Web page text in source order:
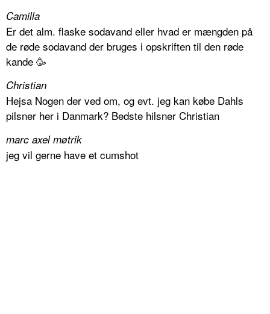
Camilla
Er det alm. flaske sodavand eller hvad er mængden på
de røde sodavand der bruges i opskriften til den røde
kande 🥳
Christian
Hejsa Nogen der ved om, og evt. jeg kan købe Dahls
pilsner her i Danmark? Bedste hilsner Christian
marc axel møtrik
jeg vil gerne have et cumshot